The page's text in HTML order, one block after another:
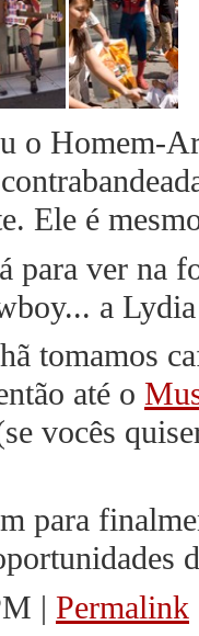
o Homem-
Ele é
para ver na
a
tomamos
até o
vocês
para
| Permalink